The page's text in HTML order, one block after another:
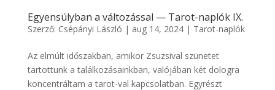
Egyensúlyban a változással — Tarot-naplók IX.
Szerző: Csépányi László | aug 14, 2024| Tarot-naplók
Az elmúlt időszakban, amikor Zsuzsival szünetet
tartottunk a találkozásainkban, valójában két dologra
koncentráltam a tarot-val kapcsolatban. Egyrészt